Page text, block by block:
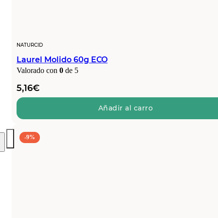
NATURCID
Laurel Molido 60g ECO
Valorado con 0 de 5
5,16€
Añadir al carro
-9%